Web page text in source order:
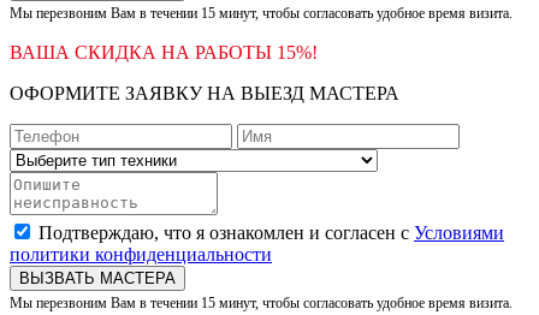
Мы перезвоним Вам в течении 15 минут, чтобы согласовать удобное время визита.
ВАША СКИДКА НА РАБОТЫ 15%!
ОФОРМИТЕ ЗАЯВКУ НА ВЫЕЗД МАСТЕРА
Подтверждаю, что я ознакомлен и согласен с Условиями
политики конфиденциальности
ВЫЗВАТЬ МАСТЕРА
Мы перезвоним Вам в течении 15 минут, чтобы согласовать удобное время визита.